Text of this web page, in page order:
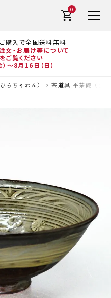
購入で全国送料無料
文・お届け等について
ご覧ください
～8月16日（日）
0
らちゃわん） 茶道具 平茶碗（ひ